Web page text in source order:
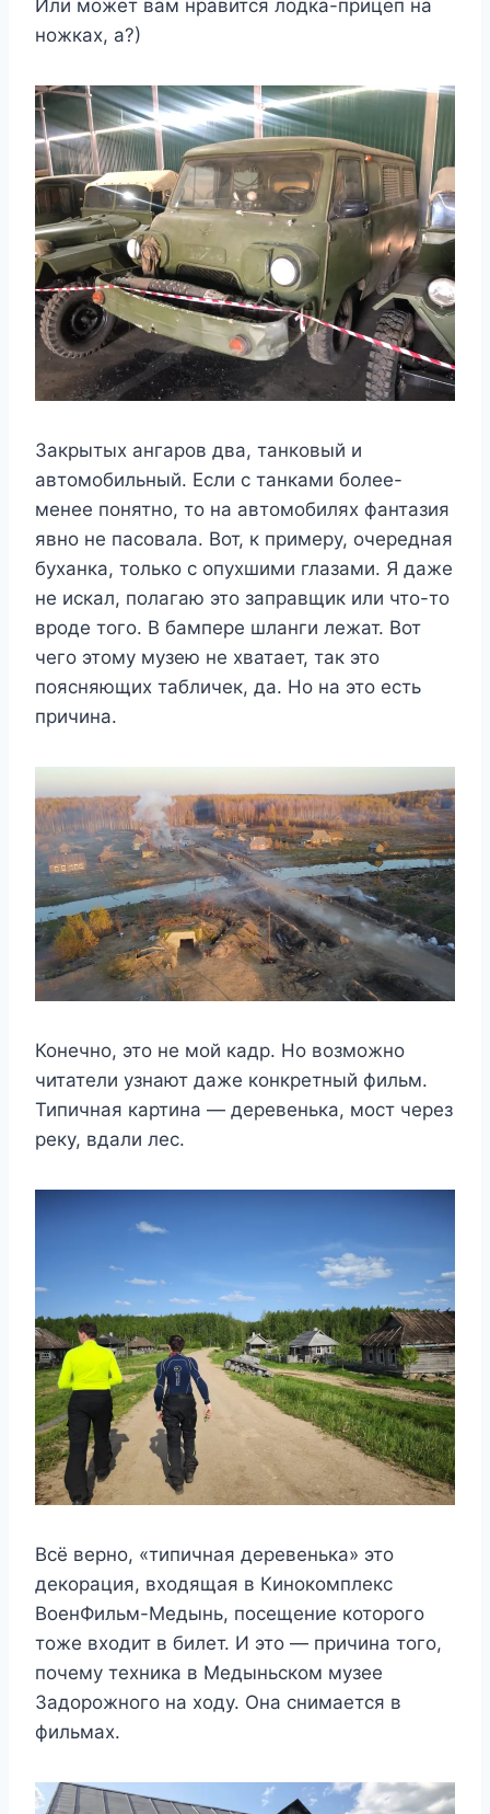
Или может вам нравится лодка-прицеп на
ножках, а?)
Закрытых ангаров два, танковый и
автомобильный. Если с танками более-
менее понятно, то на автомобилях фантазия
явно не пасовала. Вот, к примеру, очередная
буханка, только с опухшими глазами. Я даже
не искал, полагаю это заправщик или что-то
вроде того. В бампере шланги лежат. Вот
чего этому музею не хватает, так это
поясняющих табличек, да. Но на это есть
причина.
Конечно, это не мой кадр. Но возможно
читатели узнают даже конкретный фильм.
Типичная картина — деревенька, мост через
реку, вдали лес.
Всё верно, «типичная деревенька» это
декорация, входящая в Кинокомплекс
ВоенФильм-Медынь, посещение которого
тоже входит в билет. И это — причина того,
почему техника в Медыньском музее
Задорожного на ходу. Она снимается в
фильмах.